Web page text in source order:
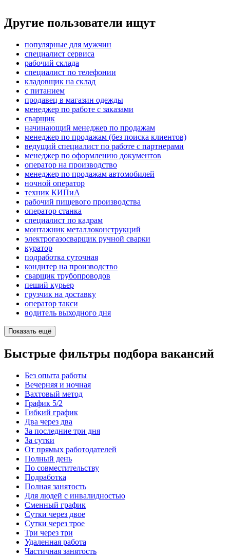
Другие пользователи ищут
популярные для мужчин
специалист сервиса
рабочий склада
специалист по телефонии
кладовщик на склад
с питанием
продавец в магазин одежды
менеджер по работе с заказами
сварщик
начинающий менеджер по продажам
менеджер по продажам (без поиска клиентов)
ведущий специалист по работе с партнерами
менеджер по оформлению документов
оператор на производство
менеджер по продажам автомобилей
ночной оператор
техник КИПиА
рабочий пищевого производства
оператор станка
специалист по кадрам
монтажник металлоконструкций
электрогазосварщик ручной сварки
куратор
подработка суточная
кондитер на производство
сварщик трубопроводов
пеший курьер
грузчик на доставку
оператор такси
водитель выходного дня
Показать ещё
Быстрые фильтры подбора вакансий
Без опыта работы
Вечерняя и ночная
Вахтовый метод
График 5/2
Гибкий график
Два через два
За последние три дня
За сутки
От прямых работодателей
Полный день
По совместительству
Подработка
Полная занятость
Для людей с инвалидностью
Сменный график
Сутки через двое
Сутки через трое
Три через три
Удаленная работа
Частичная занятость